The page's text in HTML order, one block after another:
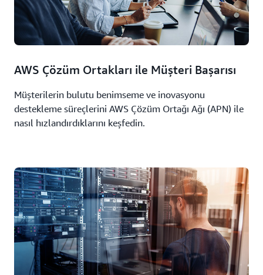
AWS Çözüm Ortakları ile Müşteri Başarısı
Müşterilerin bulutu benimseme ve inovasyonu
destekleme süreçlerini AWS Çözüm Ortağı Ağı (APN) ile
nasıl hızlandırdıklarını keşfedin.